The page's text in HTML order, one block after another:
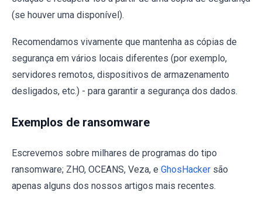
(se houver uma disponível).
Recomendamos vivamente que mantenha as cópias de
segurança em vários locais diferentes (por exemplo,
servidores remotos, dispositivos de armazenamento
desligados, etc.) - para garantir a segurança dos dados.
Exemplos de ransomware
Escrevemos sobre milhares de programas do tipo
ransomware; ZHO, OCEANS, Veza, e GhosHacker são
apenas alguns dos nossos artigos mais recentes.